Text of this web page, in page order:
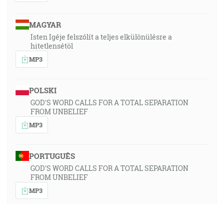
MAGYAR
Isten Igéje felszólít a teljes elkülönülésre a
hitetlensétöl
MP3
POLSKI
GOD'S WORD CALLS FOR A TOTAL SEPARATION
FROM UNBELIEF
MP3
PORTUGUÊS
GOD'S WORD CALLS FOR A TOTAL SEPARATION
FROM UNBELIEF
MP3